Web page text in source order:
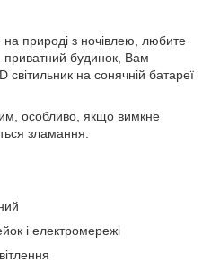
природі з ночівлею, любите
будинок, Вам
світильник на сонячній батареї
особливо, якщо вимкне
зламання.
і електромережі